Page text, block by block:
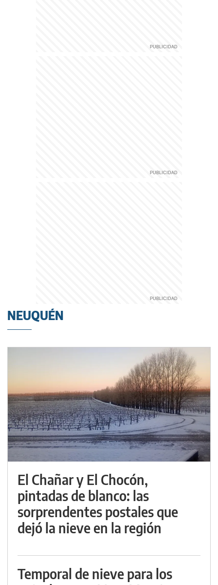
NEUQUÉN
El Chañar y El Chocón,
pintadas de blanco: las
sorprendentes postales que
dejó la nieve en la región
Temporal de nieve para los